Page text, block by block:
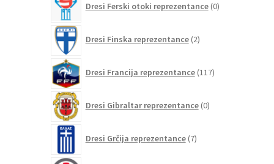
Dresi Ferski otoki reprezentance 0izdelkov
Dresi Finska reprezentance 2izdelka
Dresi Francija reprezentance 117izdelkov
Dresi Gibraltar reprezentance 0izdelkov
Dresi Grčija reprezentance 7izdelkov